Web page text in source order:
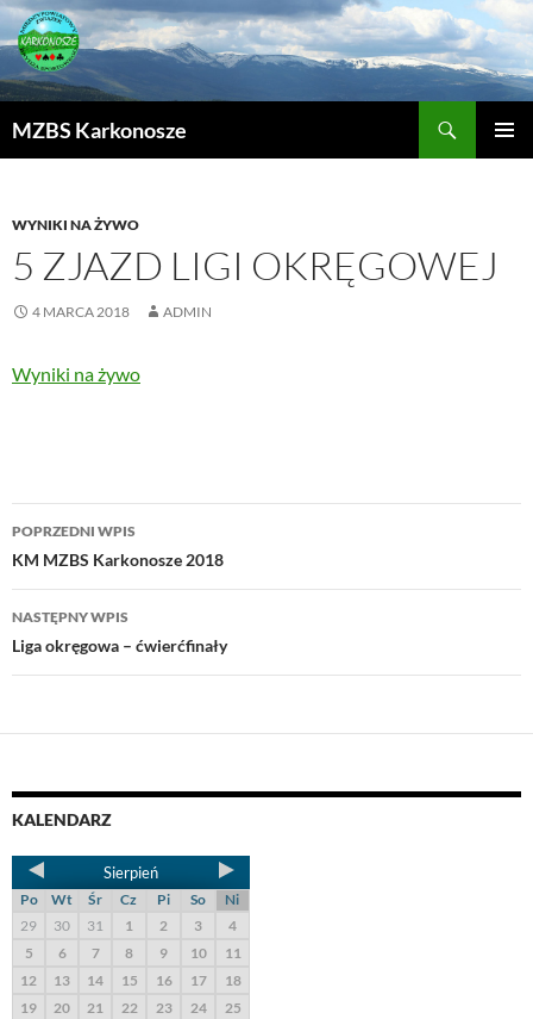
MZBS Karkonosze
WYNIKI NA ŻYWO
5 ZJAZD LIGI OKRĘGOWEJ
4 MARCA 2018 ADMIN
Wyniki na żywo
POPRZEDNI WPIS
KM MZBS Karkonosze 2018
NASTĘPNY WPIS
Liga okręgowa – ćwierćfinały
KALENDARZ
Sierpień
Po Wt Śr Cz Pi So
Ni
29
30 31 1 2 3
4
5
6 7 8 9 10
11
12
13 14 15 16 17
18
19
20 21 22 23 24
25